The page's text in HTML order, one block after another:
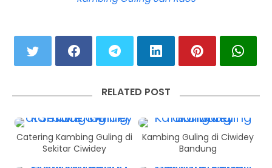
RELATED POST
Catering Kambing Guling di
Sekitar Ciwidey
Kambing Guling di Ciwidey
Bandung